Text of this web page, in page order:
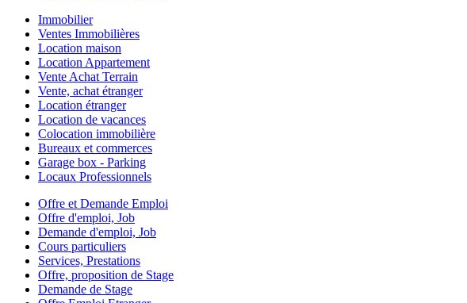
Immobilier
Ventes Immobilières
Location maison
Location Appartement
Vente Achat Terrain
Vente, achat étranger
Location étranger
Location de vacances
Colocation immobilière
Bureaux et commerces
Garage box - Parking
Locaux Professionnels
Offre et Demande Emploi
Offre d'emploi, Job
Demande d'emploi, Job
Cours particuliers
Services, Prestations
Offre, proposition de Stage
Demande de Stage